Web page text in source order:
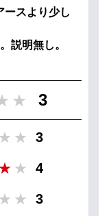
ースより少し
説明無し。
3
3
4
3